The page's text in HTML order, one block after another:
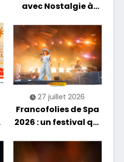
avec Nostalgie à
27 juillet 2026
Francofolies de Spa
2026 : un festival qui
nouveautés et